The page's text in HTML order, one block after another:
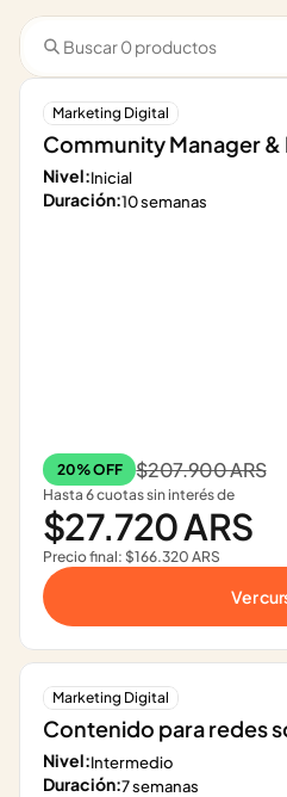
Marketing Digital
Community Manager
Nivel:Inicial
Duración:10 semanas
20% OFF $207.900 ARS
Hasta 6 cuotas sin interés de
$27.720 ARS
Precio final: $166.320 ARS
Ver
Marketing Digital
Contenido para redes
Nivel:Intermedio
Duración:7 semanas